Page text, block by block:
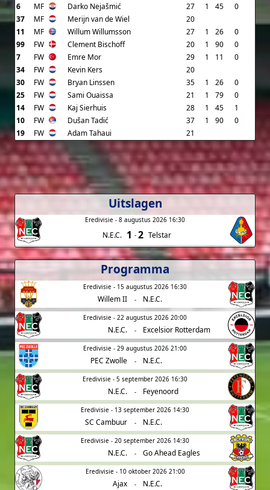
6
MF Darko Nejašmić 27 1 45
0
37
MF Merijn van de Wiel
20
11
MF Willum Willumsson 27 1 26
0
99
FW Clement Bischoff 20 1 90
0
7
FW Emre Mor 29 1 11
0
34
FW Kevin Kers
20
30
FW Bryan Linssen 35 1 26
0
25
FW Sami Ouaissa 21 1 79
0
14
FW Kaj Sierhuis 28 1 45
1
10
FW Dušan Tadić 37 1 90
0
19
FW Adam Tahaui 21
Uitslagen
Eredivisie - 8 augustus 2026 16:30
N.E.C. 1 - 2 Telstar
Programma
Eredivisie - 15 augustus 2026 16:30
Willem II - N.E.C.
Eredivisie - 22 augustus 2026 20:00
N.E.C. - Excelsior Rotterdam
Eredivisie - 29 augustus 2026 21:00
PEC Zwolle - N.E.C.
Eredivisie - 5 september 2026 16:30
N.E.C. - Feyenoord
Eredivisie - 13 september 2026 14:30
SC Cambuur - N.E.C.
Eredivisie - 20 september 2026 14:30
N.E.C. - Go Ahead Eagles
Eredivisie - 10 oktober 2026 21:00
Ajax - N.E.C.